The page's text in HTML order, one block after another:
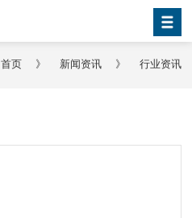
首页》 新闻资讯》 行业资讯